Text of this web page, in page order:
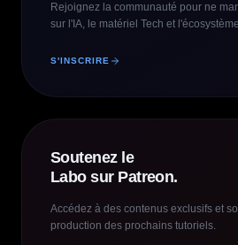
Rejoignez la communauté pour ne
sur l'IA, le matériel Tech et
S'INSCRIRE
Soutenez le
Labo sur Patreon.
Accédez à des contenus exclusifs et
production des prochains tutoriels.